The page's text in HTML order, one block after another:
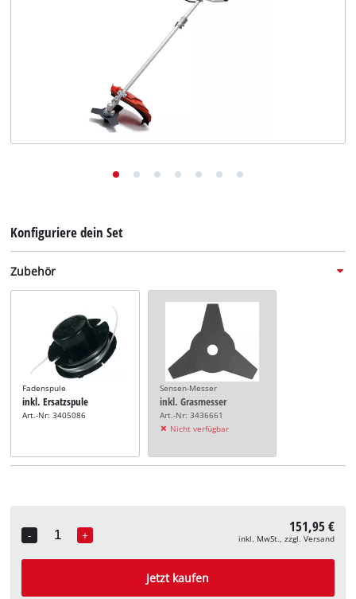
Konfiguriere dein Set
Zubehör
Fadenspule
inkl. Ersatzspule
Art.-Nr: 3405086
Sensen-Messer
inkl. Grasmesser
Art.-Nr: 3436661
Nicht verfügbar
-
Quantity
+ 151,95 €
inkl. MwSt., zzgl. Versand
Jetzt kaufen